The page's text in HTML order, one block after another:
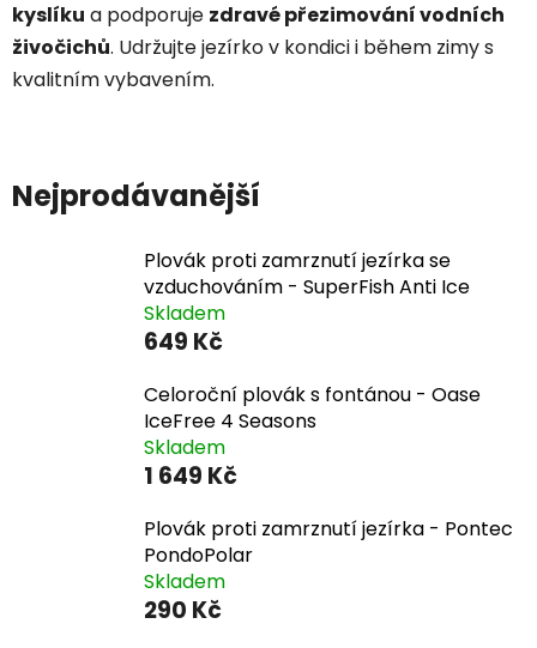
kyslíku a podporuje zdravé přezimování vodních
živočichů. Udržujte jezírko v kondici i během zimy s
kvalitním vybavením.
Nejprodávanější
Plovák proti zamrznutí jezírka se
vzduchováním - SuperFish Anti Ice
Skladem
649 Kč
Celoroční plovák s fontánou - Oase
IceFree 4 Seasons
Skladem
1 649 Kč
Plovák proti zamrznutí jezírka - Pontec
PondoPolar
Skladem
290 Kč